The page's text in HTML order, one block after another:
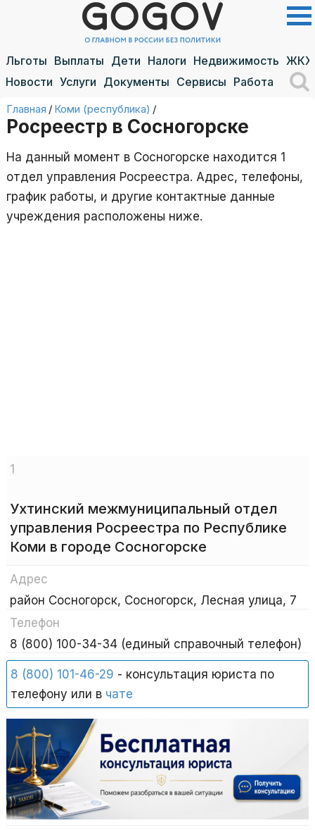
Льготы Выплаты Дети Налоги Недвижимость ЖКХ
Новости Услуги Документы Сервисы Работа
Главная / Коми (республика) /
Росреестр в Сосногорске
На данный момент в Сосногорске находится 1
отдел управления Росреестра. Адрес, телефоны,
график работы, и другие контактные данные
учреждения расположены ниже.
1
Ухтинский межмуниципальный отдел
управления Росреестра по Республике
Коми в городе Сосногорске
Адрес
район Сосногорск, Сосногорск, Лесная улица, 7
Телефон
8 (800) 100-34-34 (единый справочный телефон)
8 (800) 101-46-29 - консультация юриста по
телефону или в чате